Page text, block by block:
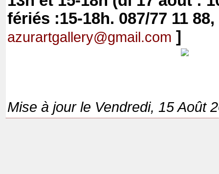
fériés :15-18h. 087/77 11 88,
azurartgallery@gmail.com ]
Mise à jour le Vendredi, 15 Août